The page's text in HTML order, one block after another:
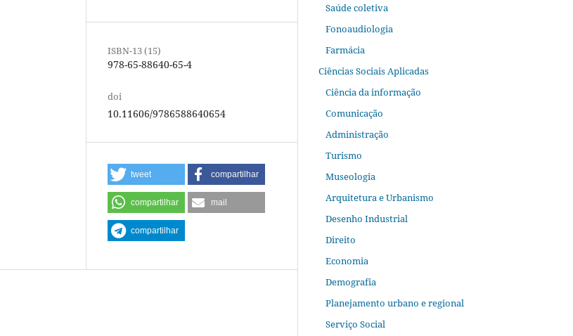
ISBN-13 (15)
978-65-88640-65-4
doi
10.11606/9786588640654
tweet compartilhar
compartilhar mail
compartilhar
Saúde coletiva
Fonoaudiologia
Farmácia
Ciências Sociais Aplicadas
Ciência da informação
Comunicação
Administração
Turismo
Museologia
Arquitetura e Urbanismo
Desenho Industrial
Direito
Economia
Demografia
Planejamento urbano e regional
Serviço Social